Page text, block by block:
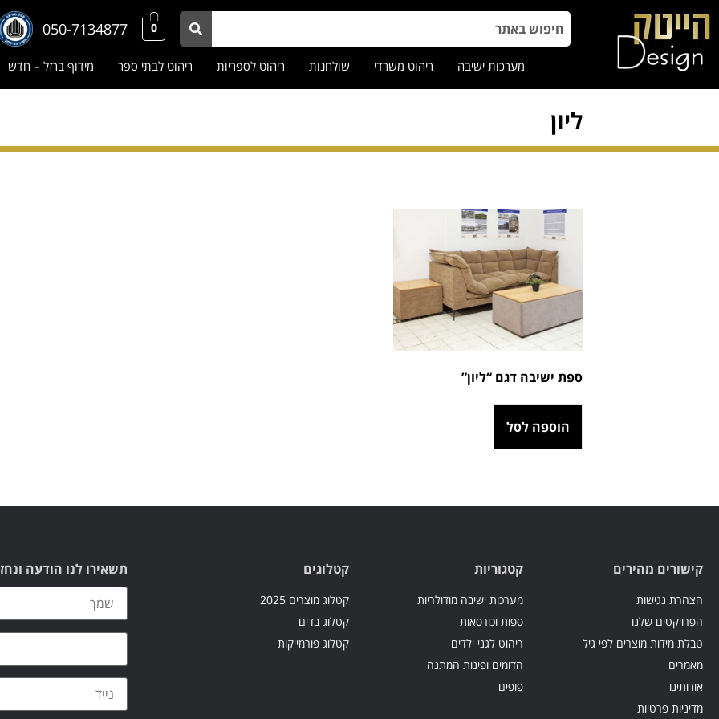
0
050-7134877
מערכות ישיבה ריהוט משרדי שולחנות ריהוט לספריות ריהוט לבתי ספר מידוף ברזל – חדש
ליון
ספת ישיבה דגם “ליון”
הוספה לסל
קישורים מהירים
הצהרת נגישות
הפרויקטים שלנו
טבלת מידות מוצרים לפי גיל
מאמרים
אודותינו
מדיניות פרטיות
קטגוריות
מערכות ישיבה מודולריות
ספות וכורסאות
ריהוט לגני ילדים
הדומים ופינות המתנה
פופים
קטלוגים
קטלוג מוצרים 2025
קטלוג בדים
קטלוג פורמייקות
תשאירו לנו הודעה